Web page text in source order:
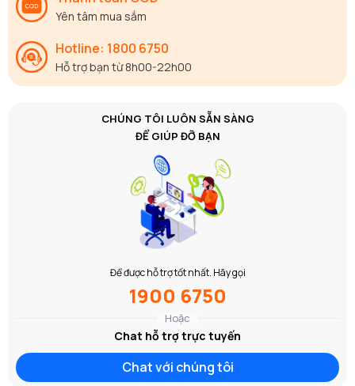
Yên tâm mua sắm
Hotline: 1800 6750
Hỗ trợ bạn từ 8h00-22h00
CHÚNG TÔI LUÔN SẴN SÀNG
ĐỂ GIÚP ĐỠ BẠN
Để được hỗ trợ tốt nhất. Hãy gọi
1900 6750
Hoặc
Chat hỗ trợ trực tuyến
Chat với chúng tôi